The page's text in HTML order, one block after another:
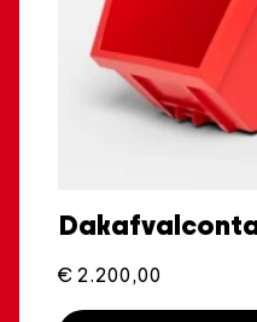
€ 2.200,00